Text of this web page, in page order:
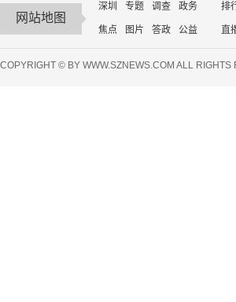
网站地图
深圳 专题 调查 政务 排
焦点 图片 答政 公益 直
COPYRIGHT © BY WWW.SZNEWS.COM ALL RIGHTS